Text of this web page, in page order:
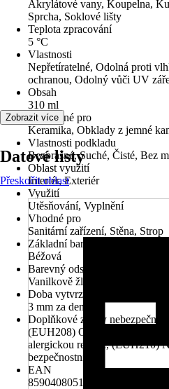
Akrylátové vany, Koupelna,
Sprcha, Soklové lišty
Teplota zpracování
5 °C
Vlastnosti
Nepřetíratelné, Odolná proti
ochranou, Odolný vůči UV
Obsah
310 ml
Použitelné pro
Keramika, Obklady z jemné
Vlastnosti podkladu
Bezprašné, Suché, Čisté, Bez
Oblast využití
Interiér, Exteriér
Využití
Utěsňování, Vyplnění
Vhodné pro
Sanitární zařízení, Stěna, Strop
Základní barva
Béžová
Barevný odstín
Vanilkově žlutá
Doba vytvrzení
3 mm za den
Doplňkové znaky
(EUH208) Obsahuje 2-octyl-
alergickou reakci., (EUH210)
bezpečnostní list.
EAN
8590408051503
Zobrazit více
Datové listy
Přeskočit oblast